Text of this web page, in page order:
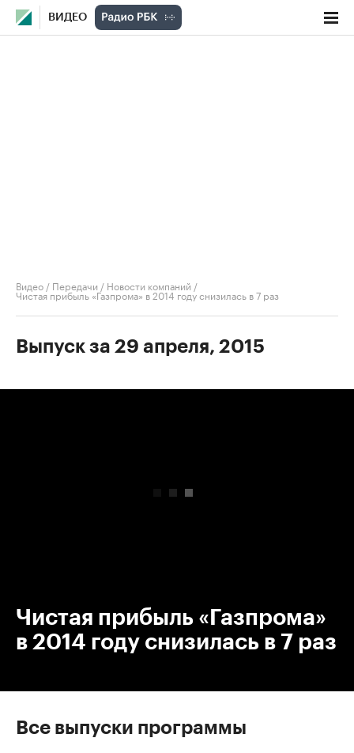
ВИДЕО
Видео / Передачи / Новости компаний /
Чистая прибыль «Газпрома» в 2014 году снизилась в 7 раз
Выпуск за 29 апреля, 2015
Чистая прибыль «Газпрома»
в 2014 году снизилась в 7 раз
Все выпуски программы